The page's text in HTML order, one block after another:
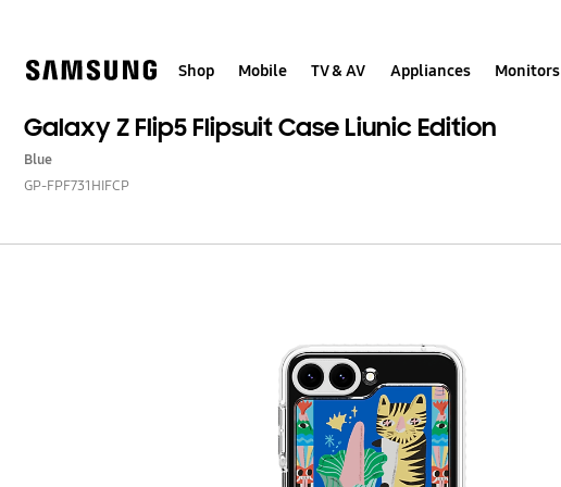
Shop Mobile TV & AV Appliances Monitors
Galaxy Z Flip5 Flipsuit Case Liunic Edition
Blue
GP-FPF731HIFCP